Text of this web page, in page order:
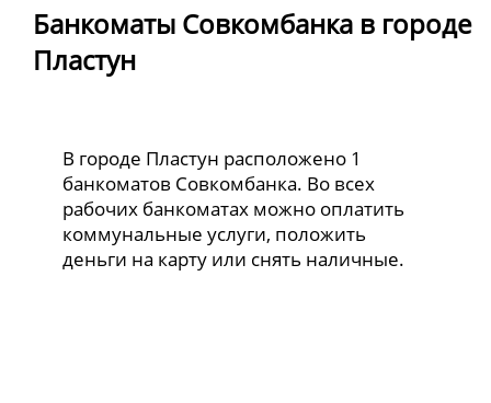
Банкоматы Совкомбанка в городе
Пластун
В городе Пластун расположено 1
банкоматов Совкомбанка. Во всех
рабочих банкоматах можно оплатить
коммунальные услуги, положить
деньги на карту или снять наличные.